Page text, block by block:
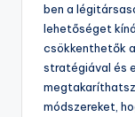
ben a
lehetőséget
csökkenthetők
stratégiával és
módszereket,